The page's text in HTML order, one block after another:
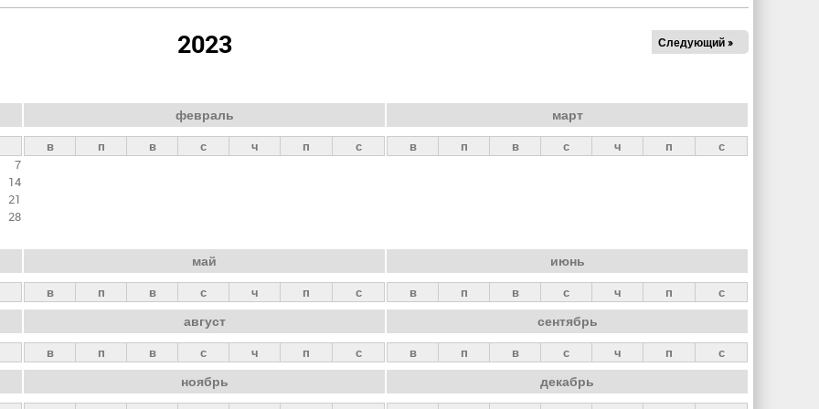
2023 Следующий »
7
14
21
28
февраль
в п в с ч п с
март
в п в с ч п с
май
в п в с ч п с
июнь
в п в с ч п с
август
в п в с ч п с
сентябрь
в п в с ч п с
ноябрь декабрь